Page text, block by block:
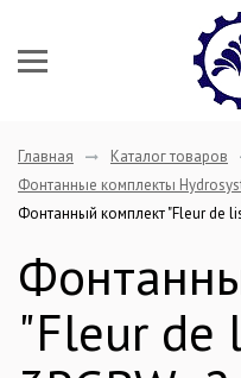
Главная Каталог товаров
Фонтанные комплекты
Фонтанный комплект "Fleur de
"Fleur de